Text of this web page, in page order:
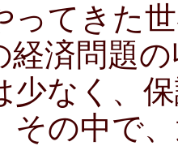
てきた
経済問題
少なく、
その中で